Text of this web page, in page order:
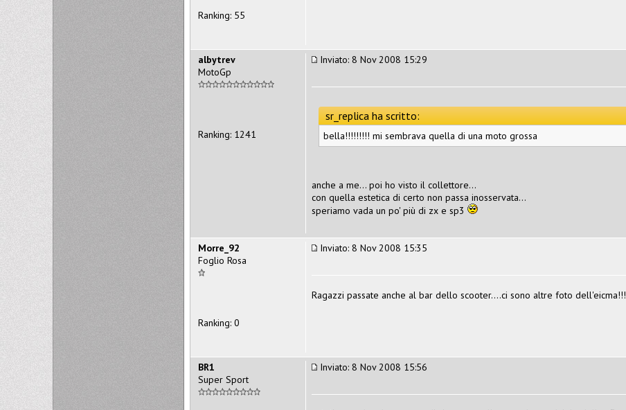
Ranking: 55
Inviato: 8 Nov 2008 15:29
sr_replica ha scritto:
bella!!!!!!!!! mi sembrava quella di una moto grossa
anche a me... poi ho visto il collettore...
con quella estetica di certo non passa inosservata...
speriamo vada un po' più di zx e sp3
albytrev
MotoGp
Ranking: 1241
Inviato: 8 Nov 2008 15:35
Ragazzi passate anche al bar dello scooter....ci sono altre foto dell'eicma!!!
Morre_92
Foglio Rosa
Ranking: 0
Inviato: 8 Nov 2008 15:56
BR1
Super Sport